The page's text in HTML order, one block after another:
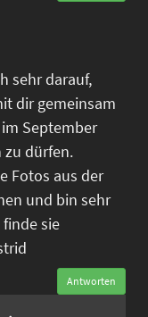
sehr darauf,
dir gemeinsam
September
zu dürfen.
Fotos aus der
und bin sehr
sie
Antworten